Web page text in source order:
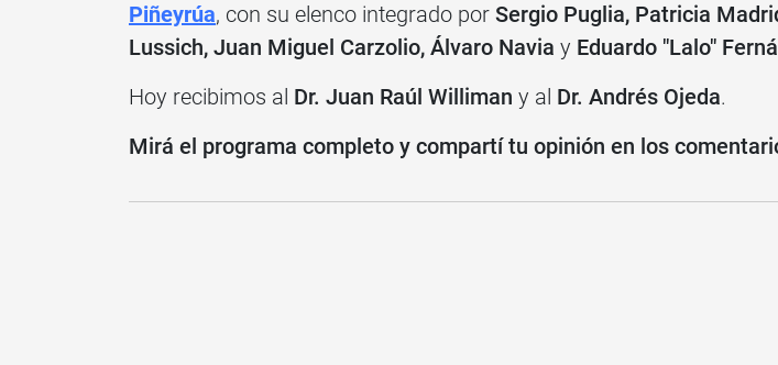
Piñeyrúa, con su elenco integrado por Sergio Puglia, Patricia
Lussich, Juan Miguel Carzolio, Álvaro Navia y Eduardo "Lalo"
Hoy recibimos al Dr. Juan Raúl Williman y al Dr. Andrés Ojeda.
Mirá el programa completo y compartí tu opinión en los